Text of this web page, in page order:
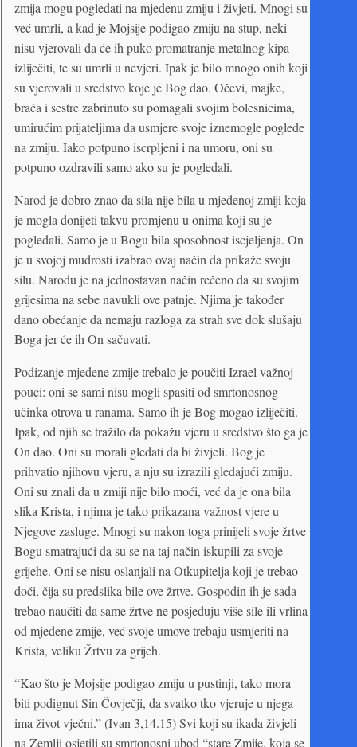
zmija mogu pogledati na mjedenu zmiju i živjeti. Mnogi su
već umrli, a kad je Mojsije podigao zmiju na stup, neki
nisu vjerovali da će ih puko promatranje metalnog kipa
izliječiti, te su umrli u nevjeri. Ipak je bilo mnogo onih koji
su vjerovali u sredstvo koje je Bog dao. Očevi, majke,
braća i sestre zabrinuto su pomagali svojim bolesnicima,
umirućim prijateljima da usmjere svoje iznemogle poglede
na zmiju. Iako potpuno iscrpljeni i na umoru, oni su
potpuno ozdravili samo ako su je pogledali.
Narod je dobro znao da sila nije bila u mjedenoj zmiji koja
je mogla donijeti takvu promjenu u onima koji su je
pogledali. Samo je u Bogu bila sposobnost iscjeljenja. On
je u svojoj mudrosti izabrao ovaj način da prikaže svoju
silu. Narodu je na jednostavan način rečeno da su svojim
grijesima na sebe navukli ove patnje. Njima je također
dano obećanje da nemaju razloga za strah sve dok slušaju
Boga jer će ih On sačuvati.
Podizanje mjedene zmije trebalo je poučiti Izrael važnoj
pouci: oni se sami nisu mogli spasiti od smrtonosnog
učinka otrova u ranama. Samo ih je Bog mogao izliječiti.
Ipak, od njih se tražilo da pokažu vjeru u sredstvo što ga je
On dao. Oni su morali gledati da bi živjeli. Bog je
prihvatio njihovu vjeru, a nju su izrazili gledajući zmiju.
Oni su znali da u zmiji nije bilo moći, već da je ona bila
slika Krista, i njima je tako prikazana važnost vjere u
Njegove zasluge. Mnogi su nakon toga prinijeli svoje žrtve
Bogu smatrajući da su se na taj način iskupili za svoje
grijehe. Oni se nisu oslanjali na Otkupitelja koji je trebao
doći, čija su predslika bile ove žrtve. Gospodin ih je sada
trebao naučiti da same žrtve ne posjeduju više sile ili vrlina
od mjedene zmije, već svoje umove trebaju usmjeriti na
Krista, veliku Žrtvu za grijeh.
“Kao što je Mojsije podigao zmiju u pustinji, tako mora
biti podignut Sin Čovječji, da svatko tko vjeruje u njega
ima život vječni.” (Ivan 3,14.15) Svi koji su ikada živjeli
na Zemlji osjetili su smrtonosni ubod “stare Zmije, koja se